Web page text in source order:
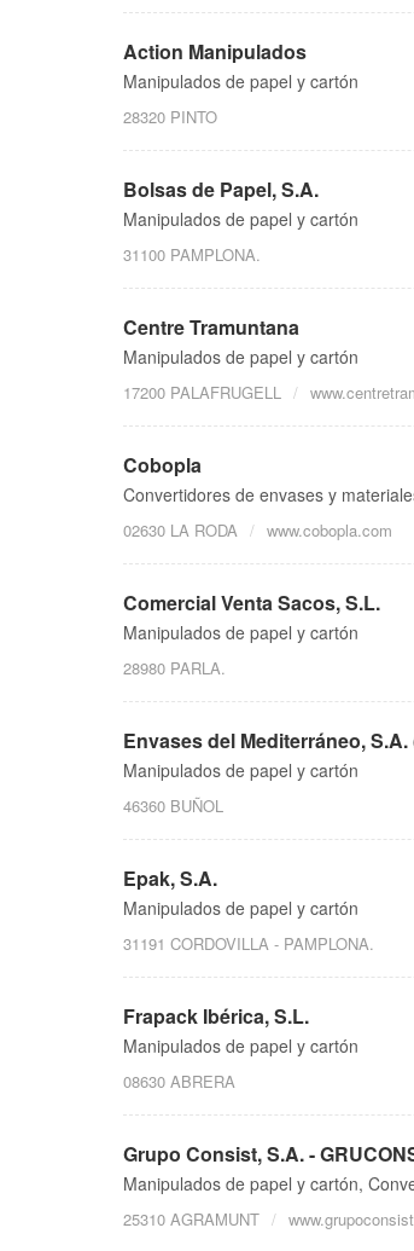
Action Manipulados
Manipulados de papel y cartón
28320 PINTO
Bolsas de Papel, S.A.
Manipulados de papel y cartón
31100 PAMPLONA.
Centre Tramuntana
Manipulados de papel y cartón
17200 PALAFRUGELL
Cobopla
Convertidores de envases y
02630 LA RODA www.cobopla.com
Comercial Venta Sacos, S.L.
Manipulados de papel y cartón
28980 PARLA.
Envases del Mediterráneo, S.A.
Manipulados de papel y cartón
46360 BUÑOL
Epak, S.A.
Manipulados de papel y cartón
31191 CORDOVILLA - PAMPLONA.
Frapack Ibérica, S.L.
Manipulados de papel y cartón
08630 ABRERA
Grupo Consist, S.A. -
Manipulados de papel y cartón,
25310 AGRAMUNT